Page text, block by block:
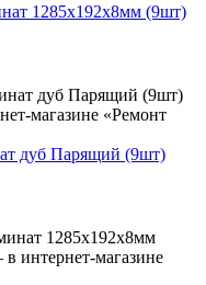
1285х192х8мм (9шт)
дуб Парящий (9шт)